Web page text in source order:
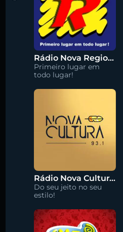
Rádio Nova Regional 91.5 FM
Primeiro lugar em
todo lugar!
Rádio Nova Cultura 93.1 FM
Do seu jeito no seu
estilo!